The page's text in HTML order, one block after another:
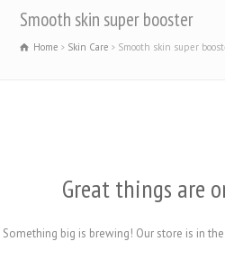
Smooth skin super booster
Home Skin Care Smooth skin super
Great things are
Something big is brewing! Our store is in